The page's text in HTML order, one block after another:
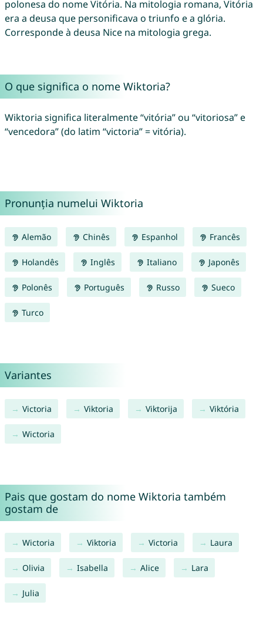
polonesa do nome Vitória. Na mitologia romana, Vitória
era a deusa que personificava o triunfo e a glória.
Corresponde à deusa Nice na mitologia grega.
O que significa o nome Wiktoria?
Wiktoria significa literalmente “vitória” ou “vitoriosa” e
“vencedora” (do latim “victoria” = vitória).
Pronunția numelui Wiktoria
Alemão Chinês Espanhol Francês
Holandês Inglês Italiano Japonês
Polonês Português Russo Sueco
Turco
Variantes
Victoria Viktoria Viktorija Viktória
Wictoria
Pais que gostam do nome Wiktoria também
gostam de
Wictoria Viktoria Victoria Laura
Olivia Isabella Alice Lara
Julia